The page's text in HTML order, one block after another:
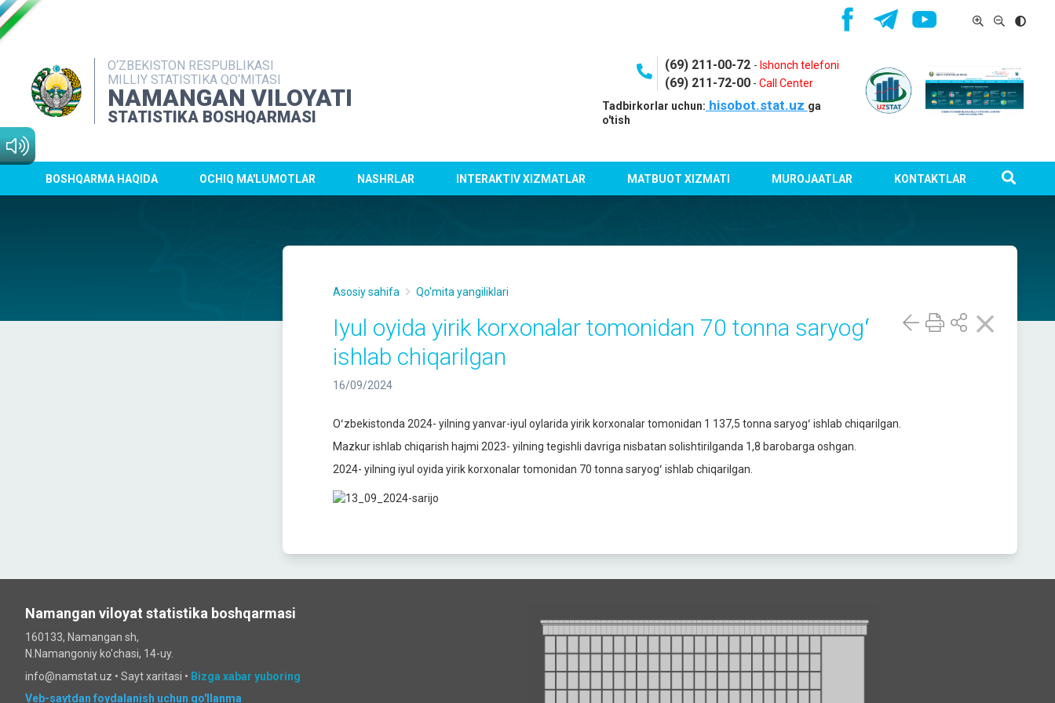
O‘ZBEKISTON RESPUBLIKASI
MILLIY STATISTIKA QO‘MITASI
NAMANGAN VILOYATI
STATISTIKA BOSHQARMASI
(69) 211-00-72 - Ishonch telefoni
(69) 211-72-00- Call Center
Tadbirkorlar uchun: hisobot.stat.uz ga
o'tish
BOSHQARMA HAQIDA OCHIQ MA'LUMOTLAR NASHRLAR INTERAKTIV XIZMATLAR MATBUOT XIZMATI MUROJAATLAR KONTAKTLAR
Asosiy sahifa Qo'mita yangiliklari
Iyul oyida yirik korxonalar tomonidan 70 tonna saryogʻ
ishlab chiqarilgan
16/09/2024
Oʻzbekistonda 2024- yilning yanvar-iyul oylarida yirik korxonalar tomonidan 1 137,5 tonna saryogʻ ishlab chiqarilgan.
Mazkur ishlab chiqarish hajmi 2023- yilning tegishli davriga nisbatan solishtirilganda 1,8 barobarga oshgan.
2024- yilning iyul oyida yirik korxonalar tomonidan 70 tonna saryogʻ ishlab chiqarilgan.
Namangan viloyat statistika boshqarmasi
160133, Namangan sh,
N.Namangoniy ko'chasi, 14-uy.
info@namstat.uz • Sayt xaritasi • Bizga xabar yuboring
Veb-saytdan foydalanish uchun qo'llanma